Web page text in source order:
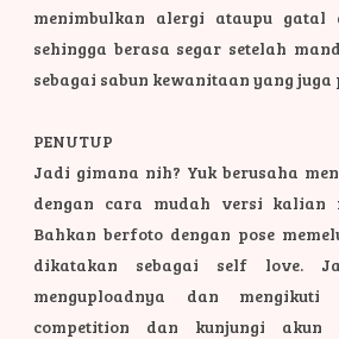
menimbulkan alergi ataupu
sehingga berasa segar setelah
sebagai sabun kewanitaan yang
PENUTUP
Jadi gimana nih? Yuk berusaha
dengan cara mudah versi kalian
Bahkan berfoto dengan pose
dikatakan sebagai self love.
menguploadnya dan
competition dan kunjungi